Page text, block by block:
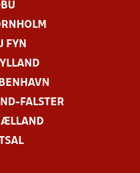
FYN
FALSTER